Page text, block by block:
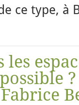
ce type, à
les